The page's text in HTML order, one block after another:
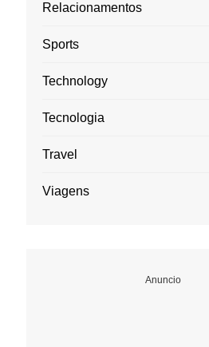
Relacionamentos
Sports
Technology
Tecnologia
Travel
Viagens
Anuncio